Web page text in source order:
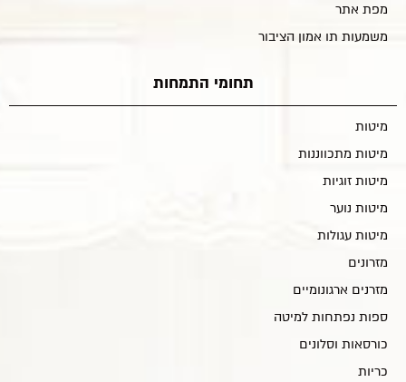
מפת אתר
משמעות תו אמון הציבור
תחומי התמחות
מיטות
מיטות מתכווננות
מיטות זוגיות
מיטות נוער
מיטות עגולות
מזרונים
מזרנים ארגונומיים
ספות נפתחות למיטה
כורסאות וסלונים
כריות